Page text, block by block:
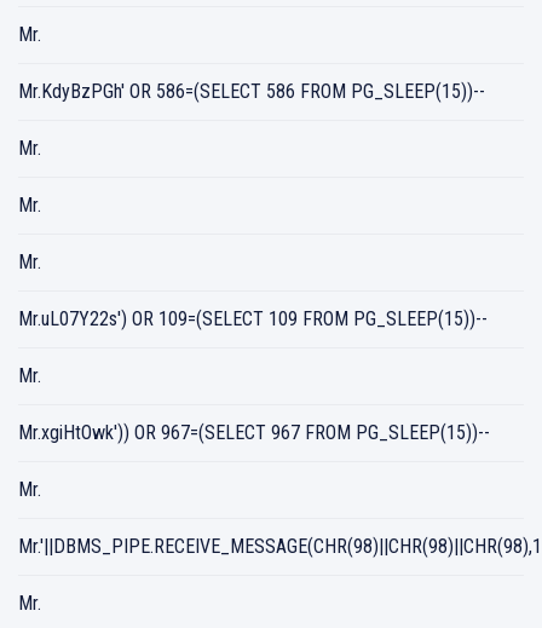
Mr.
Mr.KdyBzPGh' OR 586=(SELECT 586 FROM PG_SLEEP(15))--
Mr.
Mr.
Mr.
Mr.uL07Y22s') OR 109=(SELECT 109 FROM PG_SLEEP(15))--
Mr.
Mr.xgiHtOwk')) OR 967=(SELECT 967 FROM PG_SLEEP(15))--
Mr.
Mr.